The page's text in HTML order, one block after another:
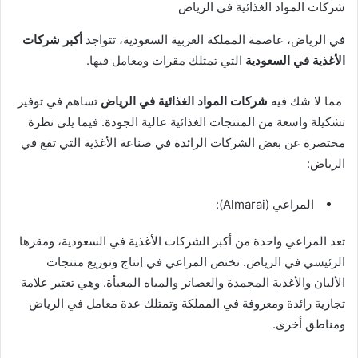
شركات المواد الغذائية في الرياض
في الرياض، عاصمة المملكة العربية السعودية، تتواجد أكبر شركات
الأغذية في السعودية التي تمتلك مقرات ومعامل فيها.
مما لا شك فيه شركات المواد الغذائية في الرياض تساهم في توفير
تشكيلة واسعة من المنتجات الغذائية عالية الجودة. فيما يلي نظرة
مختصرة عن بعض الشركات الرائدة في صناعة الأغذية التي تقع في
الرياض:
المراعي (Almarai):
تعد المراعي واحدة من أكبر الشركات الأغذية في السعودية، ومقرها
الرئيسي في الرياض. تختص المراعي في إنتاج وتوزيع منتجات
الألبان والأغذية المجمدة والعصائر والمياه المعبأة. وهي تعتبر علامة
تجارية رائدة ومعروفة في المملكة وتمتلك عدة معامل في الرياض
ومناطق أخرى.